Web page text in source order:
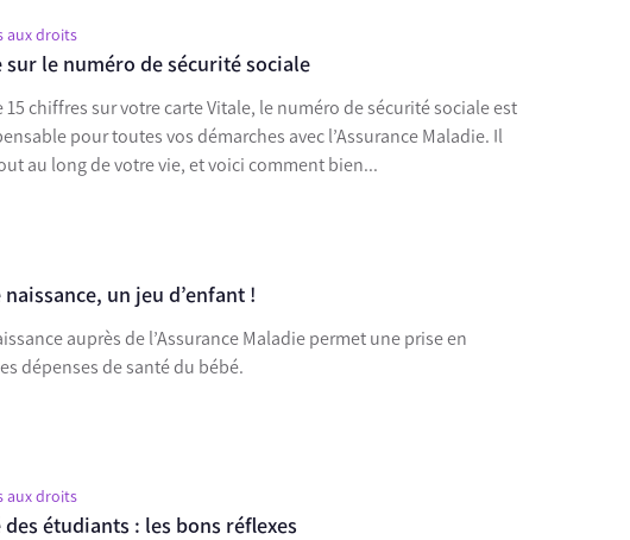
aux droits
le numéro de sécurité sociale
15 chiffres sur votre carte Vitale, le numéro de sécurité sociale est
pour toutes vos démarches avec l’Assurance Maladie. Il
au long de votre vie, et voici comment bien...
un jeu d’enfant !
auprès de l’Assurance Maladie permet une prise en
dépenses de santé du bébé.
aux droits
étudiants : les bons réflexes